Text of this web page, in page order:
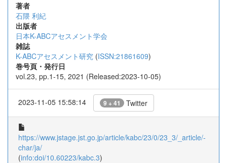
著者
石隈 利紀
出版者
日本K-ABCアセスメント学会
雑誌
K-ABCアセスメント研究 (ISSN:21861609)
巻号頁・発行日
vol.23, pp.1-15, 2021 (Released:2023-10-05)
2023-11-05 15:58:14 9 + 41 Twitter
https://www.jstage.jst.go.jp/article/kabc/23/0/23_3/_article/-
char/ja/
(info:doi/10.60223/kabc.3)